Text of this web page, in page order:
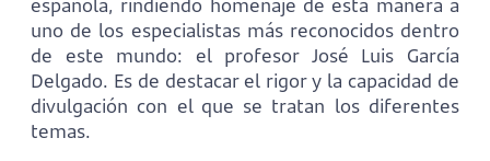
uno de los especialistas más reconocidos dentro
de este mundo: el profesor José Luis García
Delgado. Es de destacar el rigor y la capacidad de
divulgación con el que se tratan los diferentes
temas.